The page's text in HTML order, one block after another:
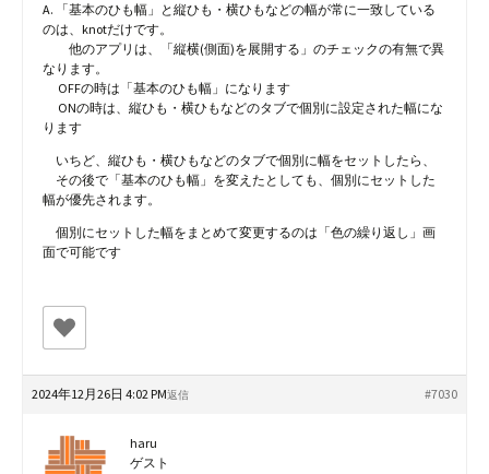
A. 「基本のひも幅」と縦ひも・横ひもなどの幅が常に一致している
のは、knotだけです。
他のアプリは、「縦横(側面)を展開する」のチェックの有無で異
なります。
OFFの時は「基本のひも幅」になります
ONの時は、縦ひも・横ひもなどのタブで個別に設定された幅にな
ります
いちど、縦ひも・横ひもなどのタブで個別に幅をセットしたら、
その後で「基本のひも幅」を変えたとしても、個別にセットした
幅が優先されます。
個別にセットした幅をまとめて変更するのは「色の繰り返し」画
面で可能です
2024年12月26日 4:02 PM #7030
返信
haru
ゲスト